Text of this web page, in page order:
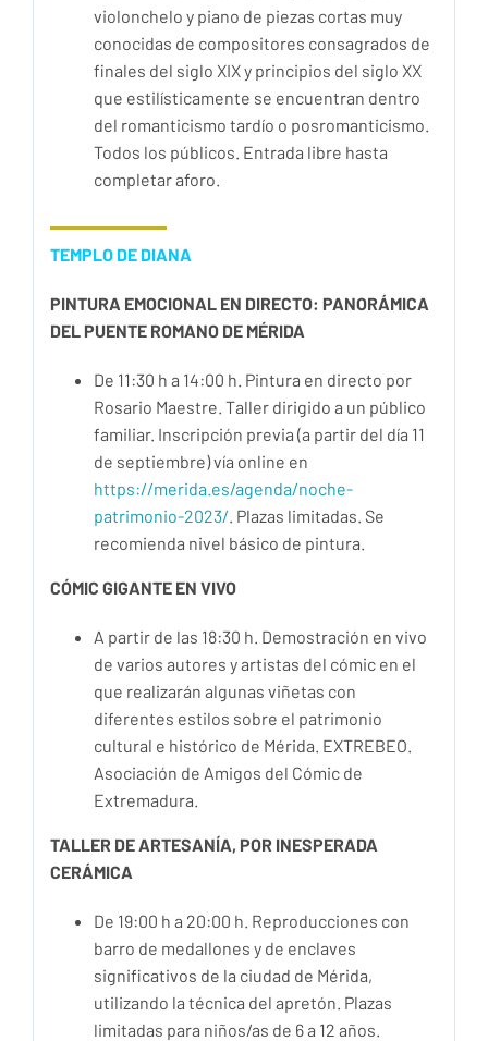
violonchelo y piano de piezas cortas muy
conocidas de compositores consagrados de
finales del siglo XIX y principios del siglo XX
que estilísticamente se encuentran dentro
del romanticismo tardío o posromanticismo.
Todos los públicos. Entrada libre hasta
completar aforo.
TEMPLO DE DIANA
PINTURA EMOCIONAL EN DIRECTO: PANORÁMICA
DEL PUENTE ROMANO DE MÉRIDA
De 11:30 h a 14:00 h. Pintura en directo por
Rosario Maestre. Taller dirigido a un público
familiar. Inscripción previa (a partir del día 11
de septiembre) vía online en
https://merida.es/agenda/noche-
patrimonio-2023/. Plazas limitadas. Se
recomienda nivel básico de pintura.
CÓMIC GIGANTE EN VIVO
A partir de las 18:30 h. Demostración en vivo
de varios autores y artistas del cómic en el
que realizarán algunas viñetas con
diferentes estilos sobre el patrimonio
cultural e histórico de Mérida. EXTREBEO.
Asociación de Amigos del Cómic de
Extremadura.
TALLER DE ARTESANÍA, POR INESPERADA
CERÁMICA
De 19:00 h a 20:00 h. Reproducciones con
barro de medallones y de enclaves
significativos de la ciudad de Mérida,
utilizando la técnica del apretón. Plazas
limitadas para niños/as de 6 a 12 años.